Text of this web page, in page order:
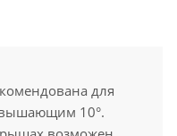
для
10°.